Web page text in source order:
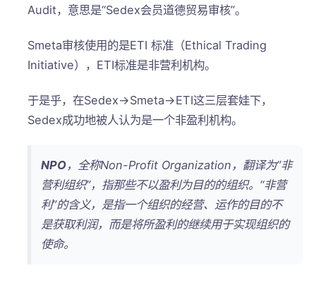
Audit，意思是“Sedex会员道德贸易审核”。
Smeta审核使用的是ETI 标准（Ethical Trading
Initiative），ETI标准是非营利机构。
于是乎，在Sedex→Smeta→ETI这三层套娃下，
Sedex成功地被人认为是一个非盈利机构。
NPO，全称Non-Profit Organization，翻译为”非
营利组织”，指那些不以盈利为目的的组织。“非营
利”的含义，是指一个组织的经营、运作的目的不
是获取利润，而是将所盈利的继续用于实现组织的
使命。